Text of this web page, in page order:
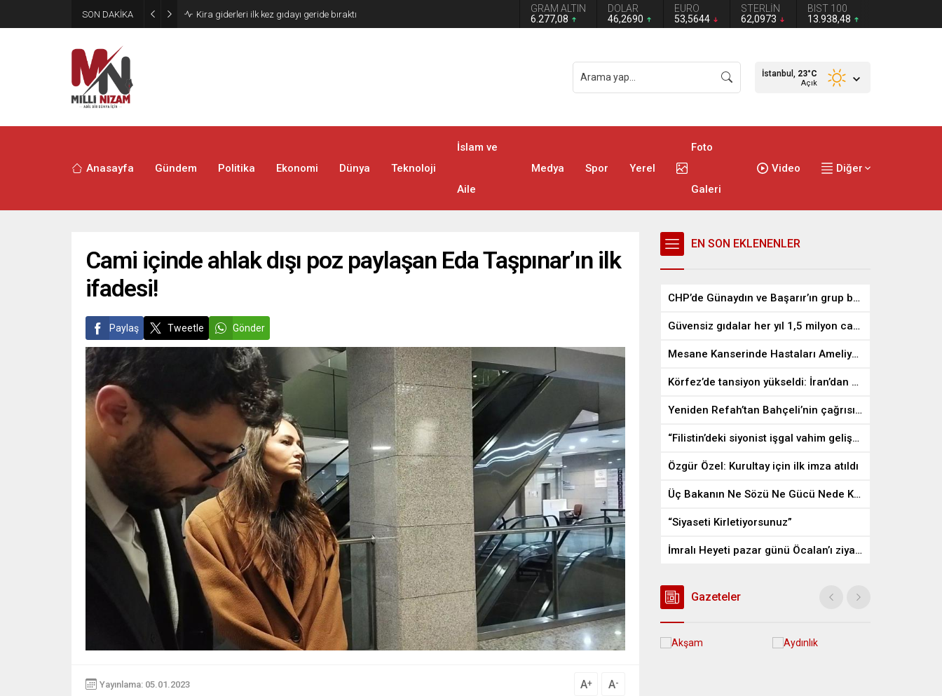
SON DAKİKA 24 Yıllık Hasret Acı Başladı: Türkiye Avustralya’ya 2-0 Mağlup Oldu
GRAM ALTIN
6.277,08
DOLAR
46,2690
EURO
53,5644
STERLİN
62,0973
BIST 100
13.938,48
İstanbul, 23°C
Açık
Anasayfa Gündem Politika Ekonomi Dünya Teknoloji
İslam ve
Aile
Medya Spor Yerel
Foto
Galeri
Video Diğer
Cami içinde ahlak dışı poz paylaşan Eda Taşpınar’ın ilk
ifadesi!
Paylaş Tweetle Gönder
Yayınlama: 05.01.2023 A+ A-
EN SON EKLENENLER
CHP’de Günaydın ve Başarır’ın grup başkanvekilliği düştü
Güvensiz gıdalar her yıl 1,5 milyon can alıyor
Mesane Kanserinde Hastaları Ameliyattan Kurtaran İlaç
Körfez’de tansiyon yükseldi: İran’dan ABD üslerine misilleme
Yeniden Refah’tan Bahçeli’nin çağrısına destek
“Filistin’deki siyonist işgal vahim gelişmelere gebe”
Özgür Özel: Kurultay için ilk imza atıldı
Üç Bakanın Ne Sözü Ne Gücü Nede Kudreti Yetmedi
“Siyaseti Kirletiyorsunuz”
İmralı Heyeti pazar günü Öcalan’ı ziyaret edecek
Gazeteler